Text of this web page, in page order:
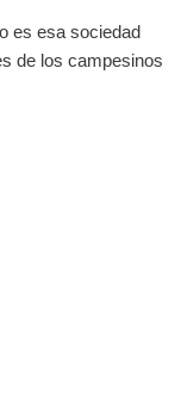
es esa sociedad
de los campesinos